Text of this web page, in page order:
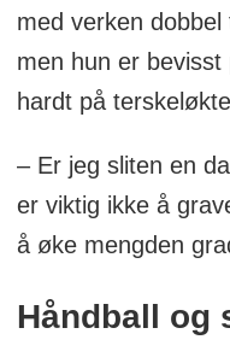
med verken
men hun er
hardt på
– Er jeg sliten en
er viktig ikke å
å øke mengden
Håndball og